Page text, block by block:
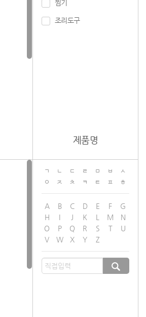
찜기
조리도구
제품명
ㄱ ㄴ ㄷ ㄹ ㅁ ㅂ
ㅅ
ㅇ
ㅈ ㅊ ㅋ ㅌ ㅍ ㅎ
A B C D E F
G
H
I J K L M
N
O
P Q R S T
U
V
W X Y Z